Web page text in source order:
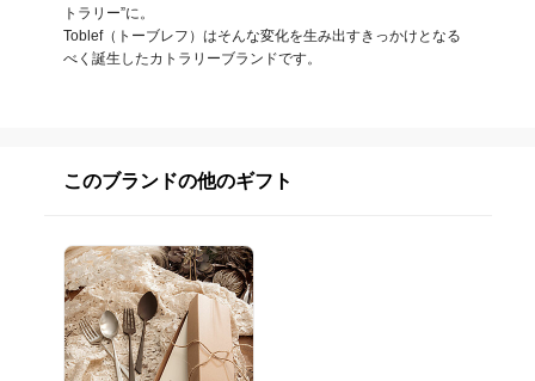
トラリー”に。
Toblef（トーブレフ）はそんな変化を生み出すきっかけとなる
べく誕生したカトラリーブランドです。
このブランドの他のギフト